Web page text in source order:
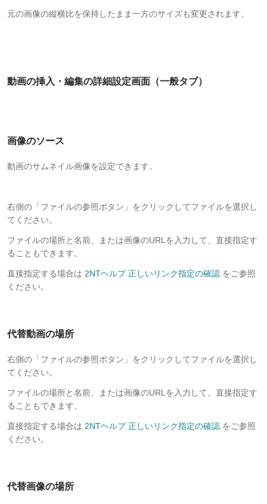
元の画像の縦横比を保持したまま一方のサイズも変更されます。
動画の挿入・編集の詳細設定画面（一般タブ）
画像のソース
動画のサムネイル画像を設定できます。
右側の「ファイルの参照ボタン」をクリックしてファイルを選択し
てください。
ファイルの場所と名前、または画像のURLを入力して、直接指定す
ることもできます。
直接指定する場合は 2NTヘルプ 正しいリンク指定の確認 をご参照
ください。
代替動画の場所
右側の「ファイルの参照ボタン」をクリックしてファイルを選択し
てください。
ファイルの場所と名前、または画像のURLを入力して、直接指定す
ることもできます。
直接指定する場合は 2NTヘルプ 正しいリンク指定の確認 をご参照
ください。
代替画像の場所